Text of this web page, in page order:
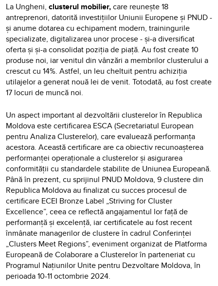
La Ungheni, clusterul mobilier,care reunește 18
antreprenori, datorită investițiilor Uniunii Europene și PNUD -
și anume dotarea cu echipament modern, trainingurile
specializate, digitalizarea unor procese - și-a diversificat
oferta și și-a consolidat poziția de piață. Au fost create 10
produse noi, iar venitul din vânzări a membrilor clusterului a
crescut cu 14%. Astfel, un leu cheltuit pentru achiziția
utilajelor a generat nouă lei de venit. Totodată, au fost create
17 locuri de muncă noi.
Un aspect important al dezvoltării clusterelor în Republica
Moldova este certificarea ESCA (Secretariatul European
pentru Analiza Clusterelor), care evaluează performanța
acestora. Această certificare are ca obiectiv recunoașterea
performanței operaționale a clusterelor și asigurarea
conformității cu standardele stabilite de Uniunea Europeană.
Până în prezent, cu sprijinul PNUD Moldova, 9 clustere din
Republica Moldova au finalizat cu succes procesul de
certificare ECEI Bronze Label „Striving for Cluster
Excellence”, ceea ce reflectă angajamentul lor față de
performanță și excelență, iar certificatele au fost recent
înmânate managerilor de clustere în cadrul Conferinței
„Clusters Meet Regions”, eveniment organizat de Platforma
Europeană de Colaborare a Clusterelor în parteneriat cu
Programul Națiunilor Unite pentru Dezvoltare Moldova, în
perioada 10-11 octombrie 2024.